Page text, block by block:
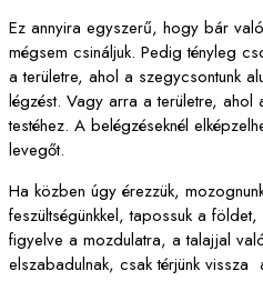
Ez annyira egyszerű, hogy bár
mégsem csináljuk. Pedig tényleg
a területre, ahol a szegycsontunk
légzést. Vagy arra a területre, ahol
testéhez. A belégzéseknél
levegőt.
Ha közben úgy érezzük,
feszültségünkkel, tapossuk a
figyelve a mozdulatra, a talajjal
elszabadulnak, csak térjünk vissza